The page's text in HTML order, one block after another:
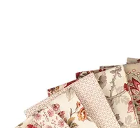
523 510 18